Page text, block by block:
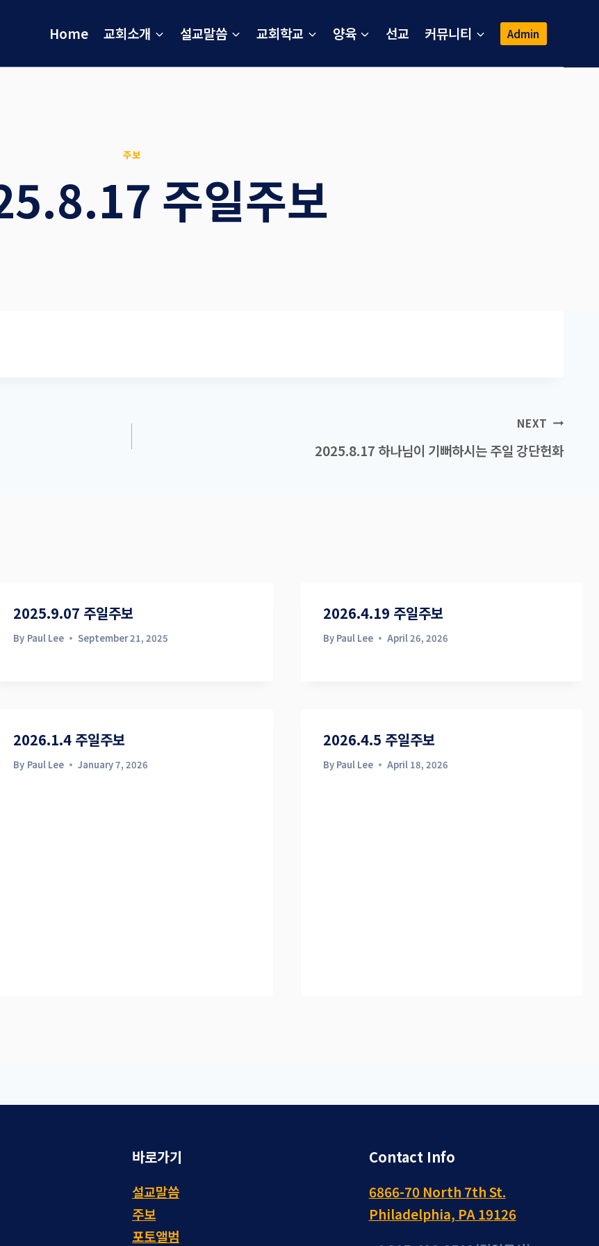
Home 교회소개 설교말씀 교회학교 양육 선교 커뮤니티 Admin
주보
주일주보
NEXT
2025.8.17 하나님이 기뻐하시는 주일 강단헌화
2025.9.07 주일주보
By Paul Lee September 21, 2025
2026.4.19 주일주보
By Paul Lee April 26, 2026
2026.1.4 주일주보
By Paul Lee January 7, 2026
2026.4.5 주일주보
By Paul Lee April 18, 2026
바로가기
설교말씀
주보
포토앨범
Contact Info
6866-70 North 7th St.
Philadelphia, PA 19126